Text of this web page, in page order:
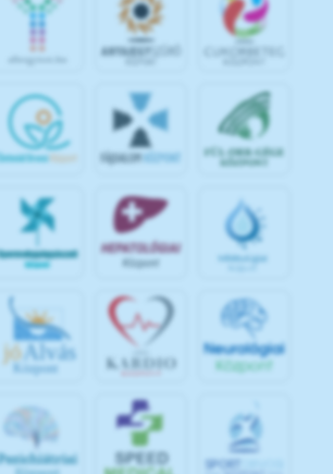
jó Alvás
Központ
SPOR